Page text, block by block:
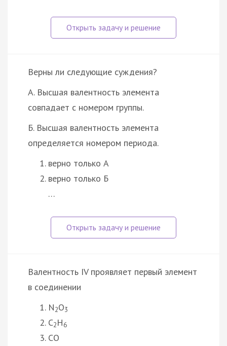
Верны ли следующие суждения?
А. Высшая валентность элемента
совпадает с номером группы.
Б. Высшая валентность элемента
определяется номером периода.
верно только А
верно только Б
…
Валентность IV проявляет первый элемент
в соединении
N2O3
C2H6
CO